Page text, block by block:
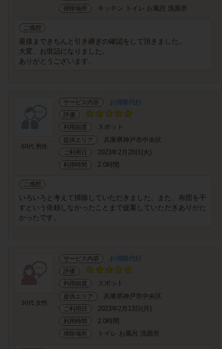
掃除場所 キッチン トイレ お風呂 洗面所
ご感想
最後まできちんと引き継ぎの確認をして頂きました。
大変、お世話になりました。
ありがとうございます。
60代 男性
サービス内容 お掃除代行
評価
利用頻度
スポット
提供エリア 兵庫県神戸市中央区
ご利用日 2023年2月28日(火)
利用時間 2.0時間
ご感想
いろいろと考えて掃除していただきました。また、布団を干
すという依頼しなかったことまで提案していただきありがた
かったです。
30代 女性
サービス内容 お掃除代行
評価
利用頻度
スポット
提供エリア 兵庫県神戸市中央区
ご利用日 2023年2月13日(月)
利用時間 2.0時間
掃除場所 トイレ お風呂 洗面所